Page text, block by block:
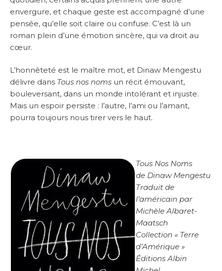
envergure, et chaque geste est accompagné d’une
pensée, qu’elle soit claire ou confuse. C’est là un
roman plein d’une émotion sincère, qui va droit au
cœur.
L’honnêteté est le maître mot, et Dinaw Mengestu
délivre dans Tous nos noms un récit émouvant,
bouleversant, dans un monde intolérant et injuste.
Mais un espoir persiste : l’autre, l’ami ou l’amant,
pourra toujours nous tirer vers le haut.
Tous Nos Noms
de Dinaw Mengestu
Traduit de
l’américain par
Michèle Albaret-
Maatsch
Collection « Terre
d’Amérique »
Éditions Albin